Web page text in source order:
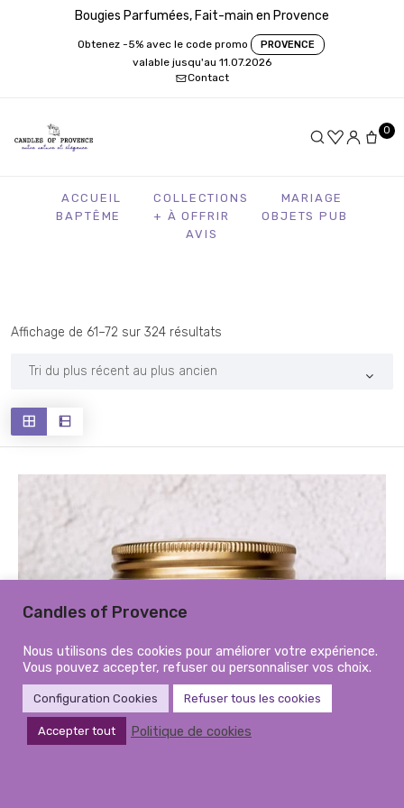
Bougies Parfumées, Fait-main en Provence
Obtenez -5% avec le code promo PROVENCE
valable jusqu'au 11.07.2026
Contact
0
ACCUEIL COLLECTIONS
MARIAGE
BAPTÊME
+ À OFFRIR
OBJETS PUB
AVIS
Affichage de 61–72 sur 324 résultats
ancien
Candles of Provence
Nous utilisons des cookies pour améliorer votre expérience.
Vous pouvez accepter, refuser ou personnaliser vos choix.
Configuration Cookies Refuser tous les cookies
Accepter tout Politique de cookies